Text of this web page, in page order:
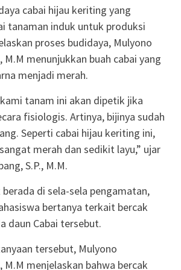
cabai hijau keriting yang
tanaman induk untuk produksi
proses budidaya, Mulyono
M.M menunjukkan buah cabai yang
menjadi merah.
tanam ini akan dipetik jika
fisiologis. Artinya, bijinya sudah
Seperti cabai hijau keriting ini,
merah dan sedikit layu,” ujar
S.P., M.M.
di sela-sela pengamatan,
bertanya terkait bercak
daun Cabai tersebut.
tersebut, Mulyono
M.M menjelaskan bahwa bercak